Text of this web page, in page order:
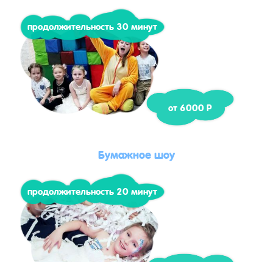
продолжительность 30 минут
от 6000 Р
Бумажное шоу
продолжительность 20 минут